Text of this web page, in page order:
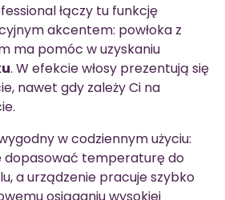
łączy tu funkcję
akcentem: powłoka z
ma pomóc w uzyskaniu
. W efekcie włosy prezentują się
nawet gdy zależy Ci na
w codziennym użyciu:
dopasować temperaturę do
a urządzenie pracuje szybko
osiąganiu wysokiej